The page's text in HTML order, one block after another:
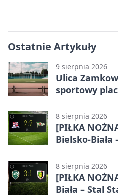
Ostatnie Artykuły
9 sierpnia 2026
Ulica
sportowy
8 sierpnia 2026
[PIŁKA
Bielsko-Biała
Bielsku-Białej
8 sierpnia 2026
[PIŁKA
Biała – Stal